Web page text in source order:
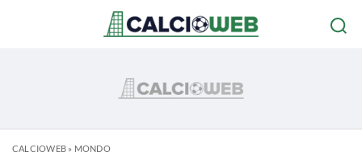
CALCIOWEB» MONDO